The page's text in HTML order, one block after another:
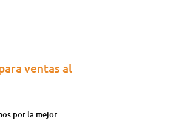
ventas al
por la mejor